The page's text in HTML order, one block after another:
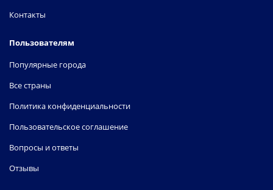
Контакты
Пользователям
Популярные города
Все страны
Политика конфиденциальности
Пользовательское соглашение
Вопросы и ответы
Отзывы